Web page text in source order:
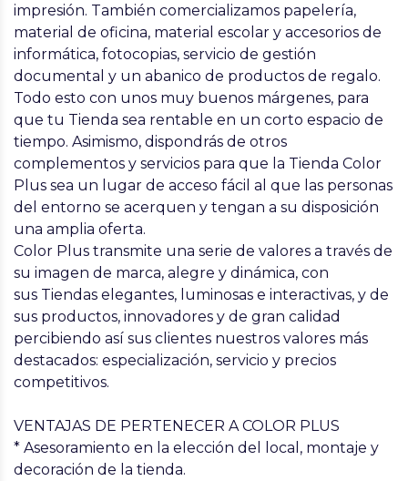
impresión. También comercializamos papelería,
material de oficina, material escolar y accesorios de
informática, fotocopias, servicio de gestión
documental y un abanico de productos de regalo.
Todo esto con unos muy buenos márgenes, para
que tu Tienda sea rentable en un corto espacio de
tiempo. Asimismo, dispondrás de otros
complementos y servicios para que la Tienda Color
Plus sea un lugar de acceso fácil al que las personas
del entorno se acerquen y tengan a su disposición
una amplia oferta.
Color Plus transmite una serie de valores a través de
su imagen de marca, alegre y dinámica, con
sus Tiendas elegantes, luminosas e interactivas, y de
sus productos, innovadores y de gran calidad
percibiendo así sus clientes nuestros valores más
destacados: especialización, servicio y precios
competitivos.
VENTAJAS DE PERTENECER A COLOR PLUS
* Asesoramiento en la elección del local, montaje y
decoración de la tienda.